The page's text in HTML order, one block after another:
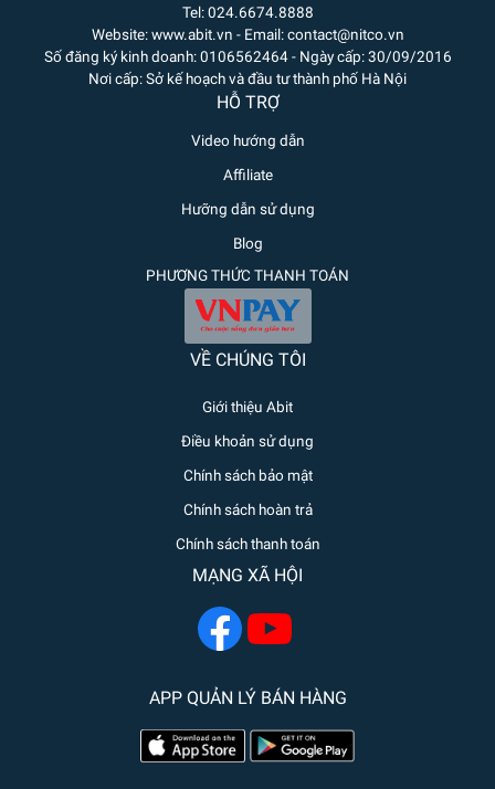
Tel: 024.6674.8888
Website: www.abit.vn - Email: contact@nitco.vn
Số đăng ký kinh doanh: 0106562464 - Ngày cấp: 30/09/2016
Nơi cấp: Sở kế hoạch và đầu tư thành phố Hà Nội
HỖ TRỢ
Video hướng dẫn
Affiliate
Hưỡng dẫn sử dụng
Blog
PHƯƠNG THỨC THANH TOÁN
VỀ CHÚNG TÔI
Giới thiệu Abit
Điều khoản sử dụng
Chính sách bảo mật
Chính sách hoàn trả
Chính sách thanh toán
MẠNG XÃ HỘI
APP QUẢN LÝ BÁN HÀNG